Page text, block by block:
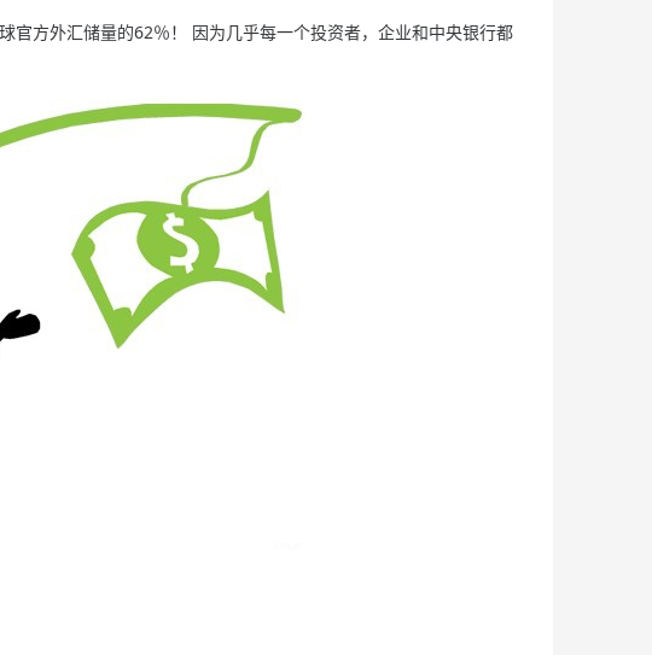
方外汇储量的62％！ 因为几乎每一个投资者，企业和中央银行都